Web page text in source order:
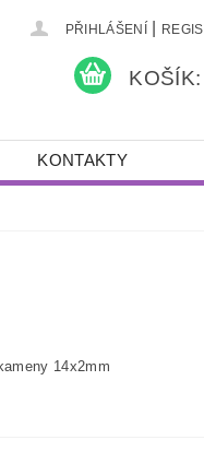
PŘIHLÁŠENÍ
KOŠÍK:
KONTAKTY
14x2mm